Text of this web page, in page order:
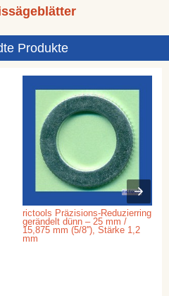
Produkte
rictools Präzisions-Reduzierring
gerändelt dünn – 25 mm /
15,875 mm (5/8''), Stärke 1,2
mm